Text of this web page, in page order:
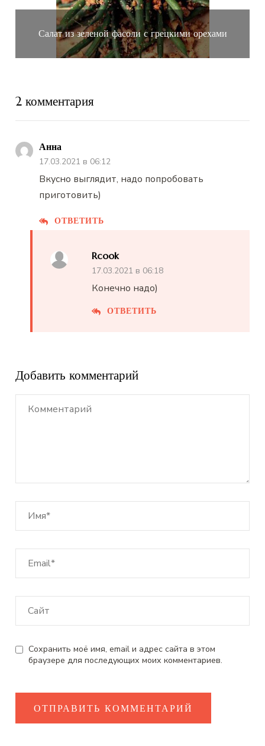
Салат из зеленой фасоли с грецкими орехами
2 комментария
Анна
17.03.2021 в 06:12
ОТВЕТИТЬ
Вкусно выглядит, надо попробовать
приготовить)
Rcook
17.03.2021 в 06:18
ОТВЕТИТЬ
Конечно надо)
Добавить комментарий
Сохранить моё имя, email и адрес сайта в этом
браузере для последующих моих комментариев.